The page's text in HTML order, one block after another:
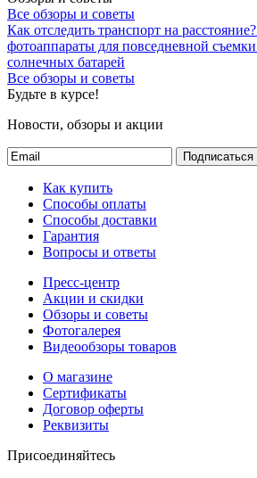
Все обзоры и советы
Как отследить транспорт на расстояние?
фотоаппараты для повседневной съемки
солнечных батарей
Все обзоры и советы
Будьте в курсе!
Новости, обзоры и акции
Подписаться
Как купить
Способы оплаты
Способы доставки
Гарантия
Вопросы и ответы
Пресс-центр
Акции и скидки
Обзоры и советы
Фотогалерея
Видеообзоры товаров
О магазине
Сертификаты
Договор оферты
Реквизиты
Присоединяйтесь